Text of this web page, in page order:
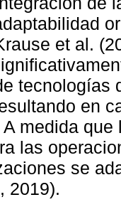
et al.
tecnologías
en
medida
las
se
2019).